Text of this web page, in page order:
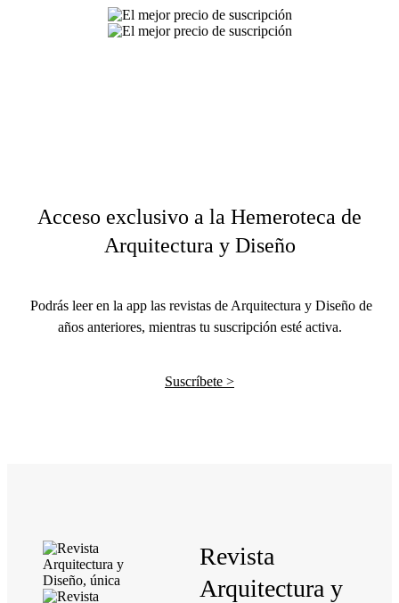
Acceso exclusivo a la Hemeroteca de
Arquitectura y Diseño
Podrás leer en la app las revistas de Arquitectura y Diseño de
años anteriores, mientras tu suscripción esté activa.
Suscríbete >
Revista
Arquitectura y